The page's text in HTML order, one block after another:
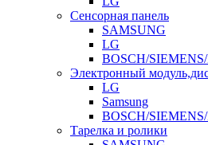
Сенсорная панель
SAMSUNG
LG
BOSCH/
Электронный
LG
Samsung
BOSCH/
Тарелка и ролики